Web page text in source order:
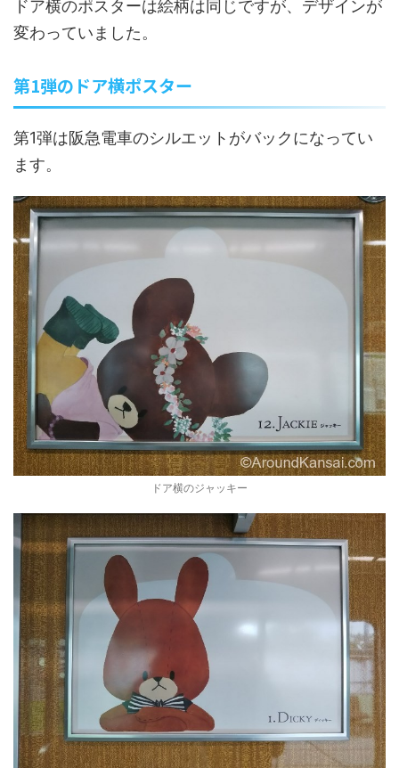
ドア横のポスターは絵柄は同じですが、デザインが
変わっていました。
第1弾のドア横ポスター
第1弾は阪急電車のシルエットがバックになってい
ます。
ドア横のジャッキー